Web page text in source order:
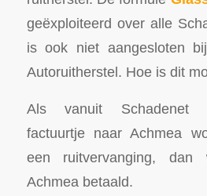
geëxploiteerd over alle
is ook niet aangesloten
Autoruitherstel. Hoe is dit
Als vanuit Schadenet
factuurtje naar Achmea
een ruitvervanging,
Achmea betaald.